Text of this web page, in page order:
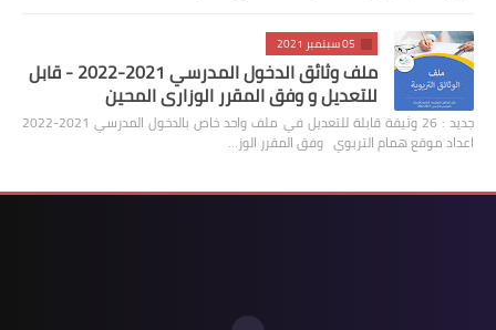
05 سبتمبر 2021
ملف وثائق الدخول المدرسي 2021-2022 - قابل
للتعديل و وفق المقرر الوزاري المحين
جديد : 26 وثيقة قابلة للتعديل في ملف واحد خاص بالدخول المدرسي 2021-2022
اعداد موقع همام التربوي وفق المقرر الوز…